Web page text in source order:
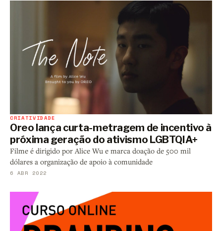
CRIATIVIDADE
Oreo lança curta-metragem de incentivo à
próxima geração do ativismo LGBTQIA+
Filme é dirigido por Alice Wu e marca doação de 500 mil
dólares a organização de apoio à comunidade
6 ABR 2022